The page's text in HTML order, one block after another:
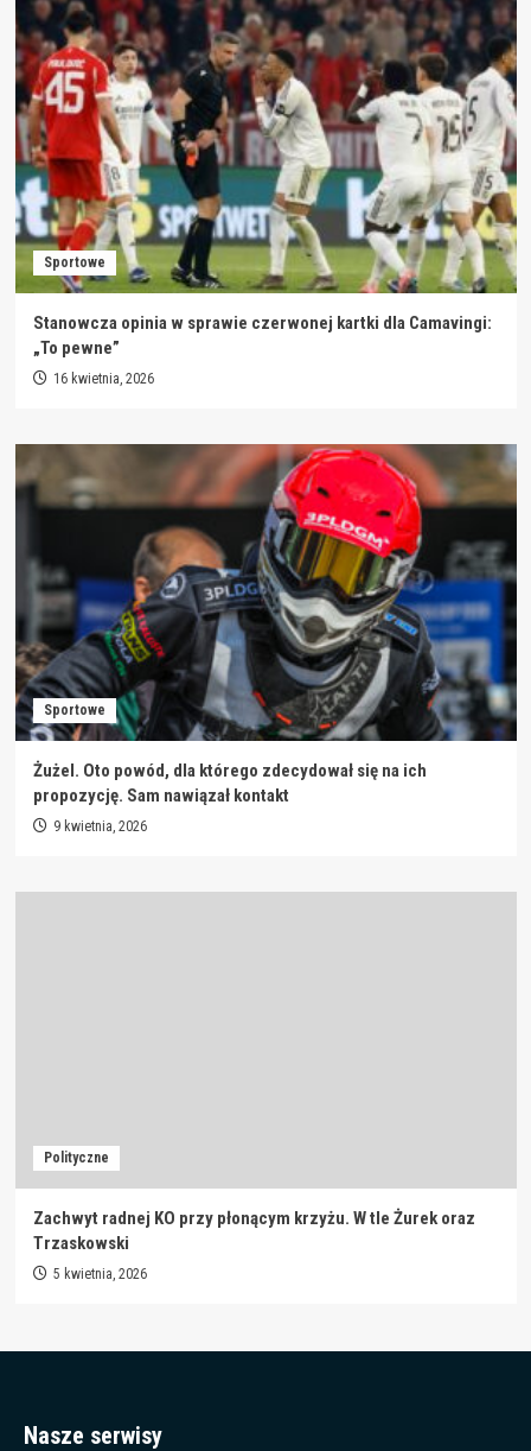
Sportowe
Stanowcza opinia w sprawie czerwonej kartki dla Camavingi:
„To pewne”
16 kwietnia, 2026
Sportowe
Żużel. Oto powód, dla którego zdecydował się na ich
propozycję. Sam nawiązał kontakt
9 kwietnia, 2026
Polityczne
Zachwyt radnej KO przy płonącym krzyżu. W tle Żurek oraz
Trzaskowski
5 kwietnia, 2026
Nasze serwisy